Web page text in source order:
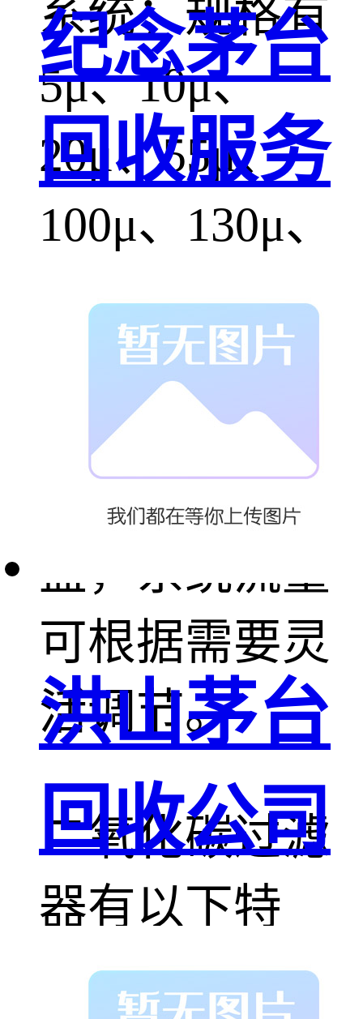
系统；规格有
5μ、10μ、
20μ、55μ、
100μ、130μ、
200μ等多种，
用户可根据用
水要求选择不
同精度的过滤
盘，系统流量
可根据需要灵
活调节。
二氧化碳过滤
器有以下特
征：
纪念茅台
回收服务
洪山茅台
回收公司